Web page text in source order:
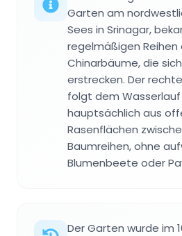
Garten am
Sees in Srinagar,
regelmäßigen Reihen
Chinarbäume, die
erstrecken. Der
folgt dem
hauptsächlich aus
Rasenflächen
Baumreihen, ohne
Blumenbeete oder
Der Garten wurde im